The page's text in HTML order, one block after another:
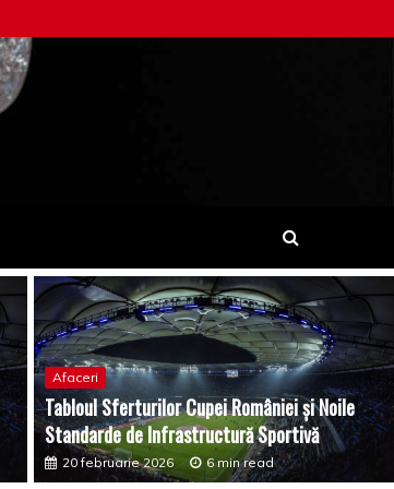
Afaceri
Tabloul Sferturilor Cupei României și Noile
Standarde de Infrastructură Sportivă
20 februarie 2026 6 min read